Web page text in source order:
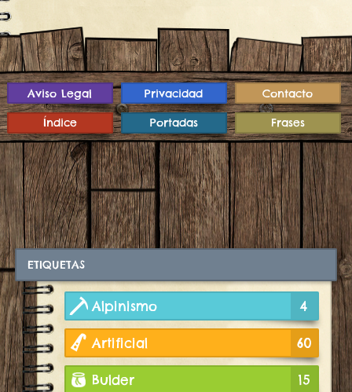
Contacto
Privacidad
Aviso Legal
Frases
Portadas
Índice
ETIQUETAS
Alpinismo 4
Artificial 60
Bulder 15